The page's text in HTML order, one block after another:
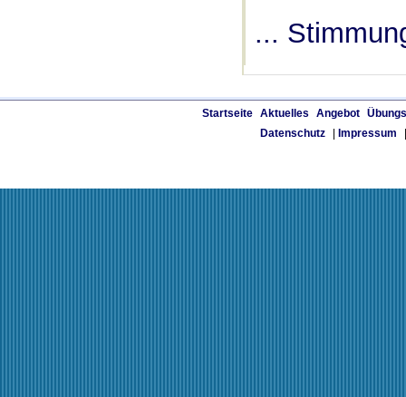
...
Startseite Aktuelles Angebot
Datenschutz
Impressum